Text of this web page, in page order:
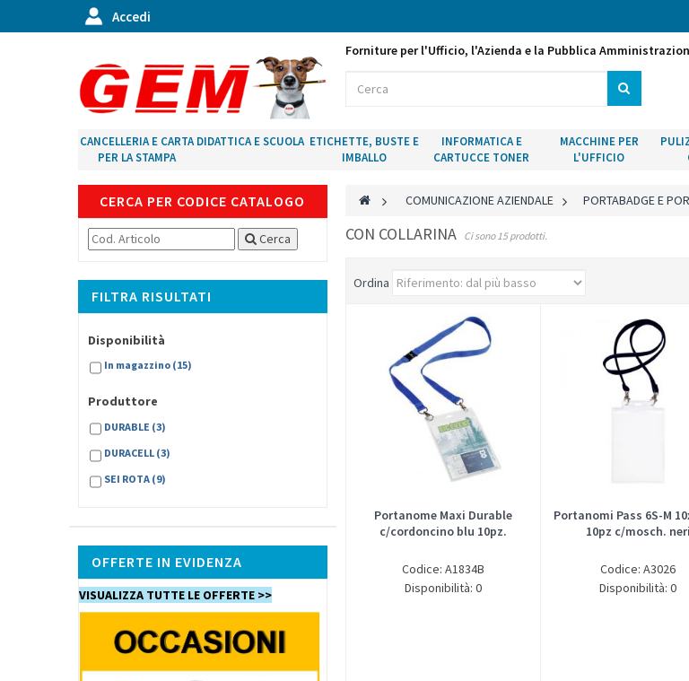
Accedi
Forniture per l'Ufficio, l'Azienda e la Pubblica
CANCELLERIA E CARTA
PER LA STAMPA
DIDATTICA E SCUOLA ETICHETTE, BUSTE E
IMBALLO
INFORMATICA E
CARTUCCE TONER
MACCHINE PER
L'UFFICIO
CERCA PER CODICE CATALOGO
Cerca
FILTRA RISULTATI
Disponibilità
In magazzino (15)
Produttore
DURABLE (3)
DURACELL (3)
SEI ROTA (9)
OFFERTE IN EVIDENZA
VISUALIZZA TUTTE LE OFFERTE >>
> COMUNICAZIONE AZIENDALE > PORTABADGE E
CON COLLARINA Ci sono 15 prodotti.
Ordina
Portanome Maxi Durable
c/cordoncino blu 10pz.
Codice: A1834B
Disponibilità: 0
Portanomi Pass 6S-M
10pz c/mosch. neri
Codice: A3026
Disponibilità: 0